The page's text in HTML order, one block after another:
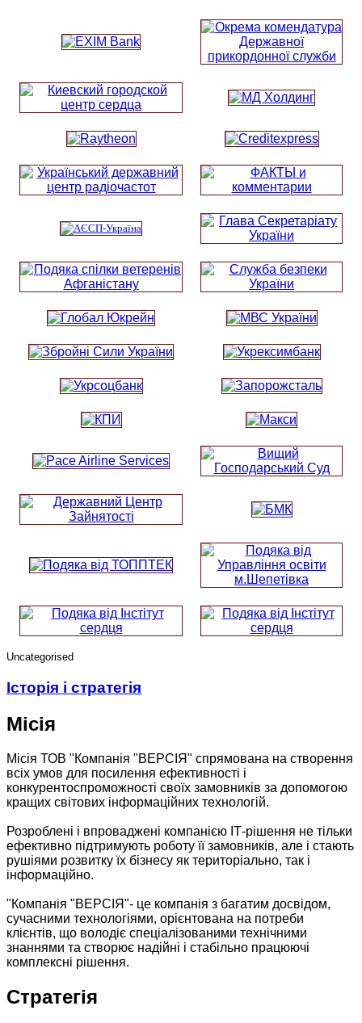
Uncategorised
Історія і стратегія
Місія
Місія ТОВ "Компанія "ВЕРСІЯ" спрямована на створення
всіх умов для посилення ефективності і
конкурентоспроможності своїх замовників за допомогою
кращих світових інформаційних технологій.
Розроблені і впроваджені компанією ІТ-рішення не тільки
ефективно підтримують роботу її замовників, але і стають
рушіями розвитку їх бізнесу як територіально, так і
інформаційно.
"Компанія "ВЕРСІЯ"- це компанія з багатим досвідом,
сучасними технологіями, орієнтована на потреби
клієнтів, що володіє спеціалізованими технічними
знаннями та створює надійні і стабільно працюючі
комплексні рішення.
Стратегія